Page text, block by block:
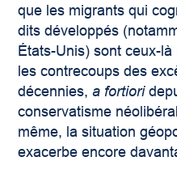
que les migrants qui
dits développés
États-Unis) sont ceux-
les contrecoups des
décennies,a fortiori
conservatisme
même, la situation
exacerbe encore